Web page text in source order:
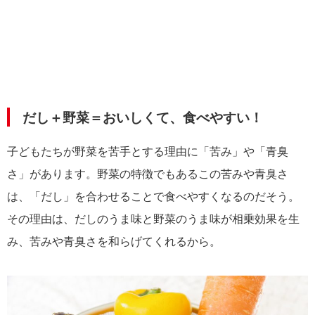
だし＋野菜＝おいしくて、食べやすい！
子どもたちが野菜を苦手とする理由に「苦み」や「青臭
さ」があります。野菜の特徴でもあるこの苦みや青臭さ
は、「だし」を合わせることで食べやすくなるのだそう。
その理由は、だしのうま味と野菜のうま味が相乗効果を生
み、苦みや青臭さを和らげてくれるから。